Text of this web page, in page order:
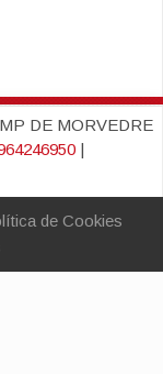
DE MORVEDRE
|
de Cookies